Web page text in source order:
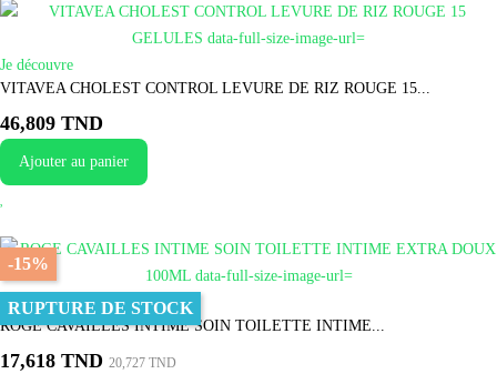
Je découvre
VITAVEA CHOLEST CONTROL LEVURE DE RIZ ROUGE 15...
46,809 TND
Ajouter au panier
-15%
RUPTURE DE STOCK
Je fonce
ROGE CAVAILLES INTIME SOIN TOILETTE INTIME...
17,618 TND 20,727 TND